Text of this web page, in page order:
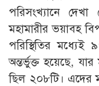
পরিসংখ্যানে
মহামারীর ভয়াবহ
পরিস্থিতির মধ্যেই
অন্তর্ভুক্ত হয়েছে,
ছিল ২০৮টি। এদের